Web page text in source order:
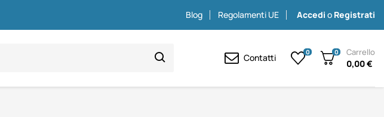
Blog Regolamenti UE Accedi o Registrati
Contatti 0 0 Carrello
0,00 €